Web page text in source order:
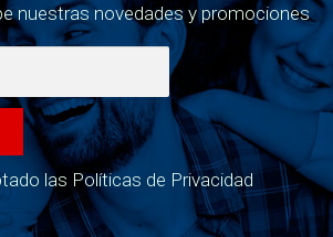
nuestras novedades y promociones
las Políticas de Privacidad